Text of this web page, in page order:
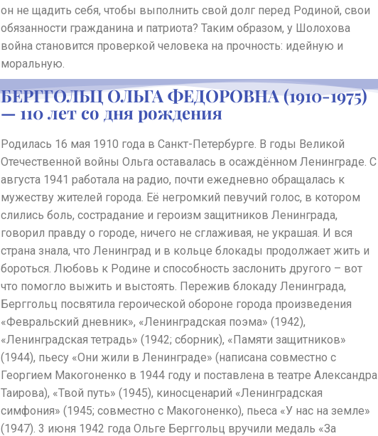
он не щадить себя, чтобы выполнить свой долг перед Родиной, свои
обязанности гражданина и патриота? Таким образом, у Шолохова
война становится проверкой человека на прочность: идейную и
моральную.
БЕРГГОЛЬЦ ОЛЬГА ФЕДОРОВНА (1910-1975)
— 110 лет со дня рождения
Родилась 16 мая 1910 года в Санкт-Петербурге. В годы Великой
Отечественной войны Ольга оставалась в осаждённом Ленинграде. С
августа 1941 работала на радио, почти ежедневно обращалась к
мужеству жителей города. Её негромкий певучий голос, в котором
слились боль, сострадание и героизм защитников Ленинграда,
говорил правду о городе, ничего не сглаживая, не украшая. И вся
страна знала, что Ленинград и в кольце блокады продолжает жить и
бороться. Любовь к Родине и способность заслонить другого – вот
что помогло выжить и выстоять. Пережив блокаду Ленинграда,
Берггольц посвятила героической обороне города произведения
«Февральский дневник», «Ленинградская поэма» (1942),
«Ленинградская тетрадь» (1942; сборник), «Памяти защитников»
(1944), пьесу «Они жили в Ленинграде» (написана совместно с
Георгием Макогоненко в 1944 году и поставлена в театре Александра
Таирова), «Твой путь» (1945), киносценарий «Ленинградская
симфония» (1945; совместно с Макогоненко), пьеса «У нас на земле»
(1947). 3 июня 1942 года Ольге Берггольц вручили медаль «За